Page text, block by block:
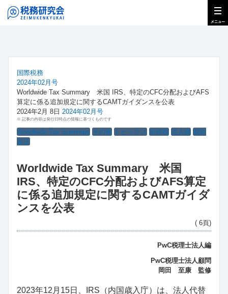
国際税務
2024年02月号
Worldwide Tax Summary 米国 IRS、特定のCFC分配およびAFS
算定に係る追加規定に関するCAMTガイダンスを公表
2024年2月 8日 2024年02月号
※ 記事の内容は発行日時点の情報に基づくものです
Worldwide Tax Summary その他 トピックス 所得税 法人税 税制
改正
Worldwide Tax Summary 米国
IRS、特定のCFC分配およびAFS算定
に係る追加規定に関するCAMTガイダ
ンスを公表
( 6頁)
PwC税理士法人編
PwC税理士法人顧問
岡田 至康 監修
2023年12月15日、IRS（内国歳入庁）は、法人代替